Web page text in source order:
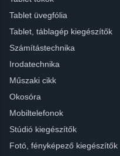
Tablet üvegfólia
Tablet, táblagép kiegészítők
Számítástechnika
Irodatechnika
Műszaki cikk
Okosóra
Mobiltelefonok
Stúdió kiegészítők
Fotó, fényképező kiegészítők